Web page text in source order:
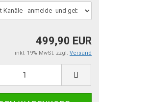
499,90 EUR
inkl. 19% MwSt. zzgl. Versand